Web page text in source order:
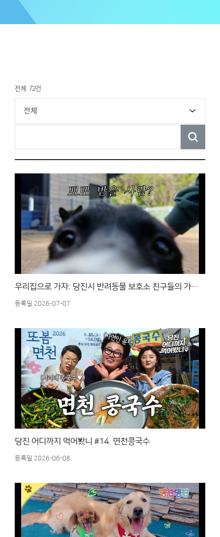
전체 72건
전체
우리집으로 가자: 당진시 반려동물 보호소 친구들의 가족 찾기 프로젝트 -2화-
등록일 2026-07-07
당진 어디까지 먹어봤니 #14. 면천콩국수
등록일 2026-06-08